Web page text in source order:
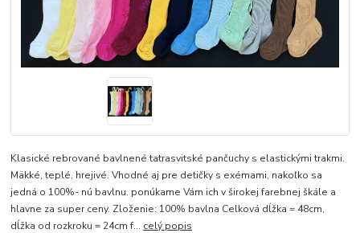
Klasické rebrované bavlnené tatrasvitské pančuchy s elastickými trakmi.
Mäkké, teplé, hrejivé. Vhodné aj pre detičky s exémami, nakoľko sa
jedná o 100%- nú bavlnu. ponúkame Vám ich v širokej farebnej škále a
hlavne za super ceny. Zloženie: 100% bavlna Celková dĺžka = 48cm,
dĺžka od rozkroku = 24cm f... celý popis